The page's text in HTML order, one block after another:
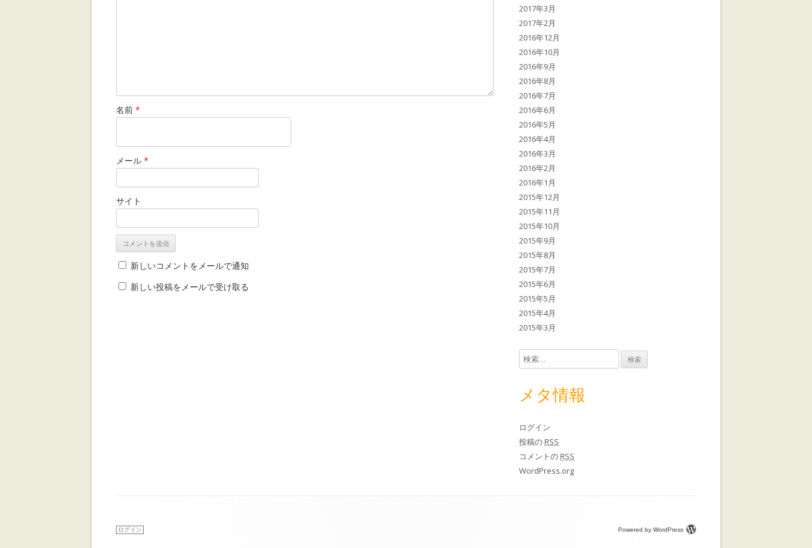
名前 *
メール *
サイト
新しいコメントをメールで通知
新しい投稿をメールで受け取る
2017年3月
2017年2月
2016年12月
2016年10月
2016年9月
2016年8月
2016年7月
2016年6月
2016年5月
2016年4月
2016年3月
2016年2月
2016年1月
2015年12月
2015年11月
2015年10月
2015年9月
2015年8月
2015年7月
2015年6月
2015年5月
2015年4月
2015年3月
検索:
メタ情報
ログイン
投稿のRSS
コメントのRSS
WordPress.org
ログイン Powered by WordPress